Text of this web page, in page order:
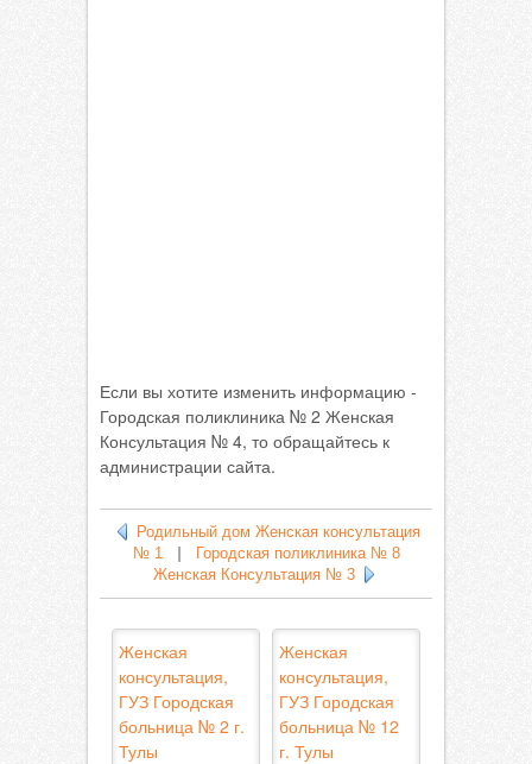
Если вы хотите изменить информацию -
Городская поликлиника № 2 Женская
Консультация № 4, то обращайтесь к
администрации сайта.
Родильный дом Женская консультация
№ 1|
Городская поликлиника № 8
Женская Консультация № 3
Женская
консультация,
ГУЗ Городская
больница № 2 г.
Тулы
Женская
консультация,
ГУЗ Городская
больница № 12
г. Тулы